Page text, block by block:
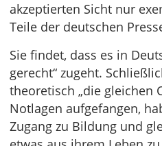
akzeptierten Sicht nur
Teile der deutschen
Sie findet, dass es in
gerecht“ zugeht.
theoretisch „die gleichen
Notlagen aufgefangen,
Zugang zu Bildung und